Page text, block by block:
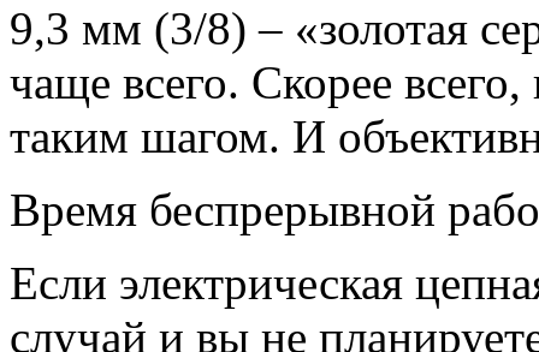
9,3 мм (3/8) – «золотая
чаще всего. Скорее
таким шагом. И
Время беспрерывной
Если электрическая
случай и вы не